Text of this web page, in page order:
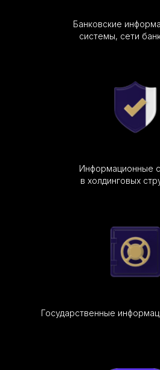
Банковские
системы, сети
Информационные
в холдинговых
Государственные